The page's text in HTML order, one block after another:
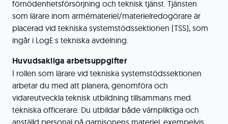
förnödenhetsförsörjning och teknisk tjänst. Tjänsten
som lärare inom armémateriel/materielredogörare är
placerad vid tekniska systemstödssektionen (TSS), som
ingår i LogE:s tekniska avdelning.
Huvudsakliga arbetsuppgifter
I rollen som lärare vid tekniska systemstödssektionen
arbetar du med att planera, genomföra och
vidareutveckla teknisk utbildning tillsammans med
tekniska officerare. Du utbildar både värnpliktiga och
anställd personal på garnisonens materiel, exempelvis